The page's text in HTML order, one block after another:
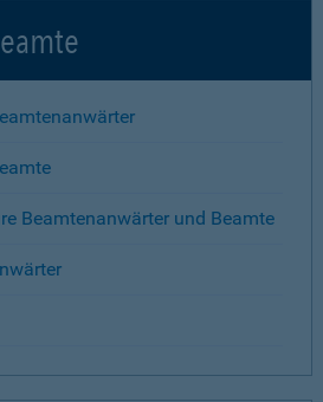
Beamtenanwärter und Beamte